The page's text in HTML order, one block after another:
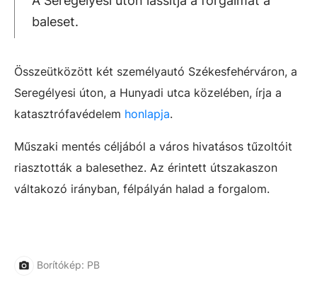
baleset.
Összeütközött két személyautó Székesfehérváron, a
Seregélyesi úton, a Hunyadi utca közelében, írja a
katasztrófavédelem honlapja.
Műszaki mentés céljából a város hivatásos tűzoltóit
riasztották a balesethez. Az érintett útszakaszon
váltakozó irányban, félpályán halad a forgalom.
Borítókép: PB